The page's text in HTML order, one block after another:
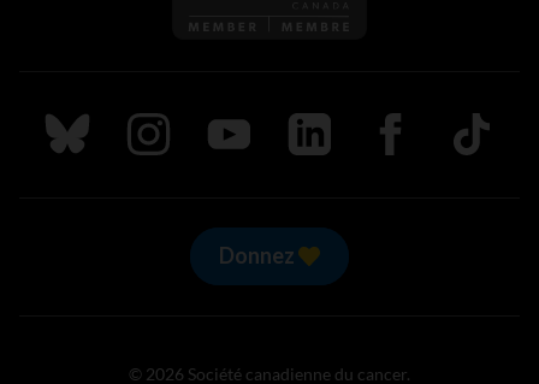
Suivez nous sur Bluesky
Suivez nous sur Instagram
Suivez nous sur Youtube
Suivez nous sur LinkedIn
Suivez nous sur
TikTok
Donnez
© 2026 Société canadienne du cancer.